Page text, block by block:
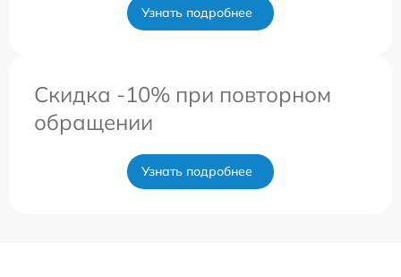
Узнать подробнее
Скидка -10% при повторном
обращении
Узнать подробнее